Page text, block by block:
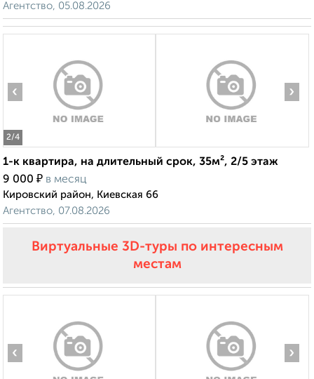
Агентство, 05.08.2026
2/4
‹ ›
1-к квартира, на длительный срок, 35м², 2/5 этаж
9 000 ₽ в месяц
Кировский район, Киевская 66
Агентство, 07.08.2026
Виртуальные 3D-туры по интересным
местам
‹ ›